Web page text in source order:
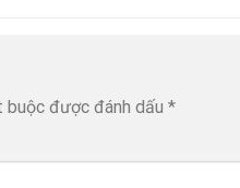
được đánh dấu *